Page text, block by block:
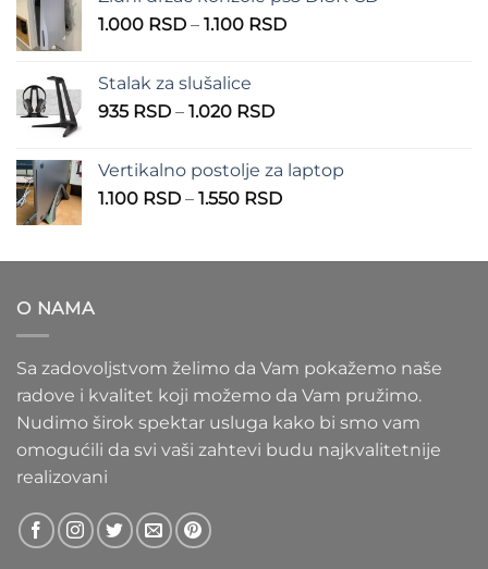
do
1.000 RSD – 1.100 RSDRaspon
Stalak za slušalice
935 RSD – 1.020 RSDRaspon
935 RSD
do
Vertikalno postolje za laptop
1.100 RSD – 1.550 RSDRaspon
1.100 RSD
O NAMA
Sa zadovoljstvom želimo da Vam pokažemo naše
radove i kvalitet koji možemo da Vam pružimo.
Nudimo širok spektar usluga kako bi smo vam
omogućili da svi vaši zahtevi budu najkvalitetnije
realizovani